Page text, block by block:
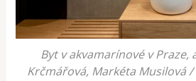
Byt v akvamarínové v
Krčmářová, Markéta Musilová